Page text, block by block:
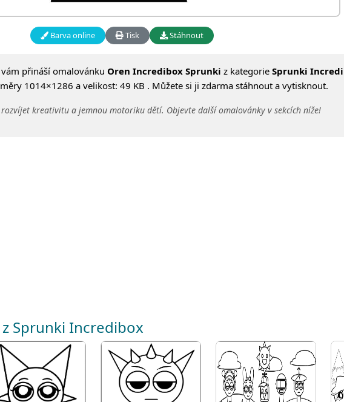
Barva online Tisk Stáhnout
vám přináší omalovánku Oren Incredibox Sprunki z kategorie Sprunki
1014×1286 a velikost: 49 KB . Můžete si ji zdarma stáhnout a vytisknout.
kreativitu a jemnou motoriku dětí. Objevte další omalovánky v sekcích níže!
Sprunki Incredibox